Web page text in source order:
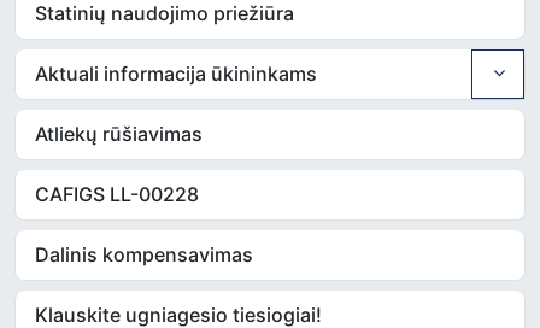
Statinių naudojimo priežiūra
Aktuali informacija ūkininkams
Atliekų rūšiavimas
CAFIGS LL-00228
Dalinis kompensavimas
Klauskite ugniagesio tiesiogiai!